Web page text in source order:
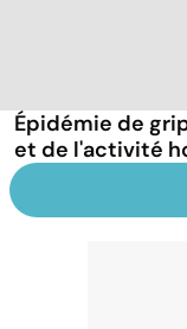
Épidémie de
et de l'activité